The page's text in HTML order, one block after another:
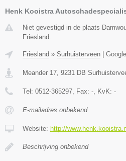
Henk Kooistra
Niet gevestigd in de plaats
Friesland.
Friesland » Surhuisterveen
Meander 17, 9231 DB
Tel: 0512-365297, Fax: -, KvK: -
E-mailadres onbekend
Website: http://
Beschrijving onbekend